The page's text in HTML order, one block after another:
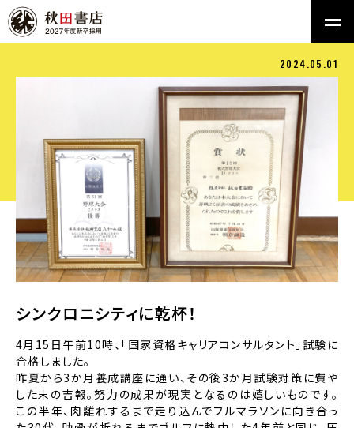
2024.05.01
シンクロニシティに乾杯！
4月15日午前10時、「国家資格キャリアコンサルタント」試験に
合格しました。
昨夏から3か月養成講座に通い、その後3か月試験対策に費や
した末の吉報。努力の成果が現実となるのは嬉しいものです。
この半年、肉離れするまで走り込んでフルマラソンに向き合っ